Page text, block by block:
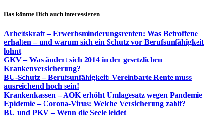
Das könnte Dich auch interessieren
Arbeitskraft – Erwerbsminderungsrenten: Was Betroffene
erhalten – und warum sich ein Schutz vor Berufsunfähigkeit
lohnt
GKV – Was ändert sich 2014 in der gesetzlichen
Krankenversicherung?
BU-Schutz – Berufsunfähigkeit: Vereinbarte Rente muss
ausreichend hoch sein!
Krankenkassen – AOK erhöht Umlagesatz wegen Pandemie
Epidemie – Corona-Virus: Welche Versicherung zahlt?
BU und PKV – Wenn die Seele leidet